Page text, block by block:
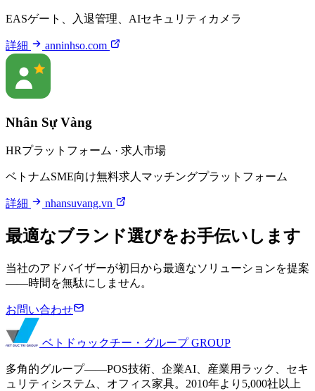
EASゲート、入退管理、AIセキュリティカメラ
詳細 anninhso.com
Nhân Sự Vàng
HRプラットフォーム · 求人市場
ベトナムSME向け無料求人マッチングプラットフォーム
詳細 nhansuvang.vn
最適なブランド選びをお手伝いします
当社のアドバイザーが初日から最適なソリューションを提案
——時間を無駄にしません。
お問い合わせ
ベトドゥックチー・グループGROUP
多角的グループ——POS技術、企業AI、産業用ラック、セキ
ュリティシステム、オフィス家具。2010年より5,000社以上